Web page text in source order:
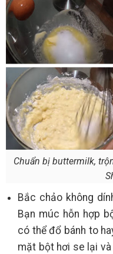
Chuẩn bị buttermilk,
Bắc chảo không
Bạn múc hỗn hợp
có thể đổ bánh to
mặt bột hơi se lại và